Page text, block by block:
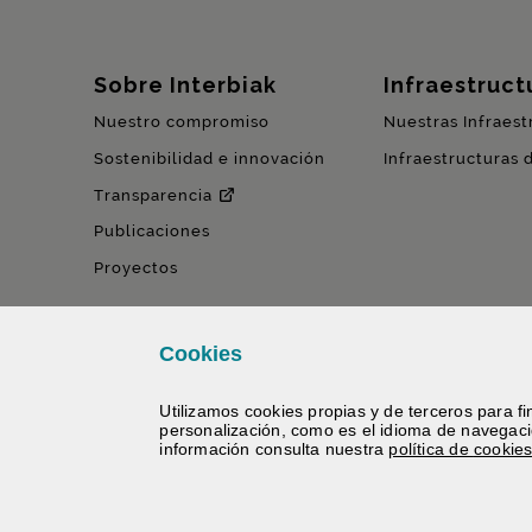
Mapa del sitio
Sobre Interbiak
Nuestro compromiso
Sostenibilidad e innovación
Transparencia
Publicaciones
Proyectos
Nuestras
Infraestructuras
Cookies
Utilizamos cookies propias y de terceros para
personalización, como es el idioma de
información consulta nuestra política de cookies